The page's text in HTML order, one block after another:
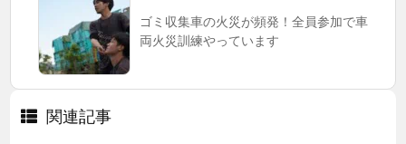
ゴミ収集車の火災が頻発！全員参加で車
両火災訓練やっています
関連記事